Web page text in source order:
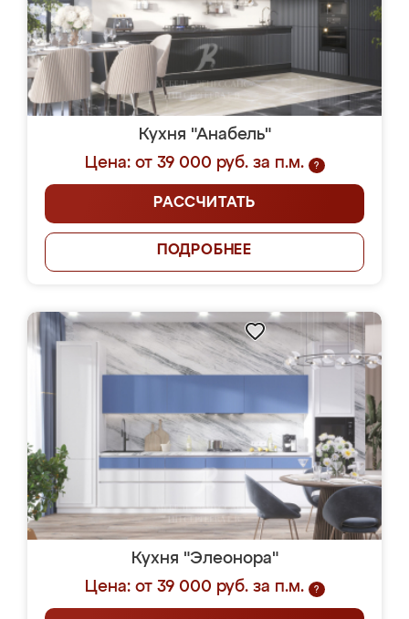
Кухня "Анабель"
Цена: от 39 000 руб. за п.м.
?
РАССЧИТАТЬ
ПОДРОБНЕЕ
Кухня "Элеонора"
Цена: от 39 000 руб. за п.м.
?